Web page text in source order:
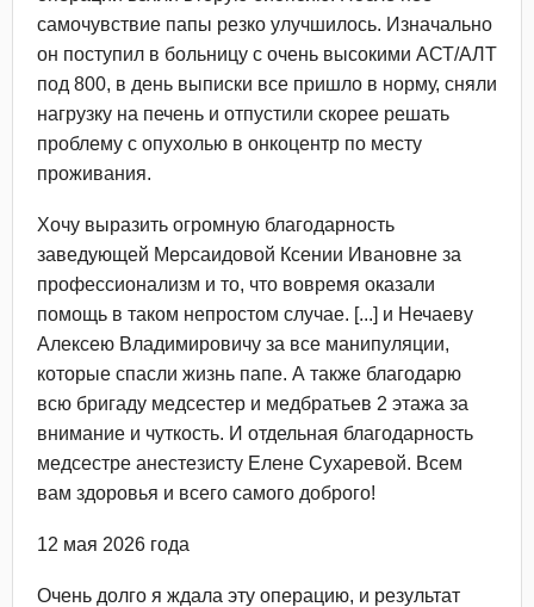
самочувствие папы резко улучшилось. Изначально
он поступил в больницу с очень высокими АСТ/АЛТ
под 800, в день выписки все пришло в норму, сняли
нагрузку на печень и отпустили скорее решать
проблему с опухолью в онкоцентр по месту
проживания.
Хочу выразить огромную благодарность
заведующей Мерсаидовой Ксении Ивановне за
профессионализм и то, что вовремя оказали
помощь в таком непростом случае. [...] и Нечаеву
Алексею Владимировичу за все манипуляции,
которые спасли жизнь папе. А также благодарю
всю бригаду медсестер и медбратьев 2 этажа за
внимание и чуткость. И отдельная благодарность
медсестре анестезисту Елене Сухаревой. Всем
вам здоровья и всего самого доброго!
12 мая 2026 года
Очень долго я ждала эту операцию, и результат